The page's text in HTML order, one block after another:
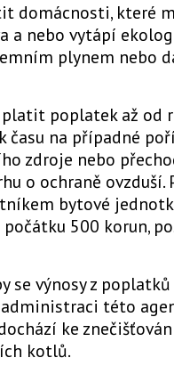
domácnosti, které
a nebo vytápí
plynem nebo
poplatek až od
času na případné
zdroje nebo
o ochraně ovzduší.
bytové
500 korun,
se výnosy z
této
ke
kotlů.